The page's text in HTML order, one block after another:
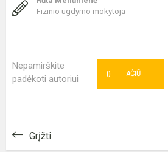
Fizinio ugdymo mokytoja
Nepamirškite
padėkoti autoriui
AČIŪ
0
Grįžti